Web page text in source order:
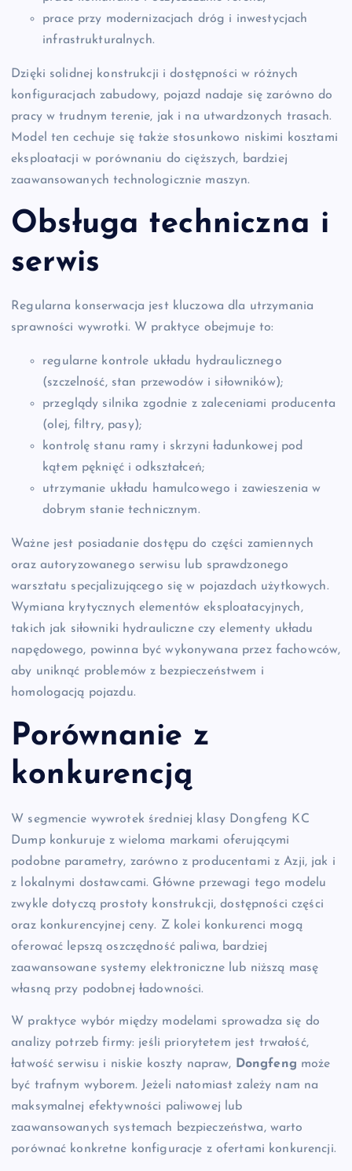
prace przy modernizacjach dróg i inwestycjach
infrastrukturalnych.
Dzięki solidnej konstrukcji i dostępności w różnych
konfiguracjach zabudowy, pojazd nadaje się zarówno do
pracy w trudnym terenie, jak i na utwardzonych trasach.
Model ten cechuje się także stosunkowo niskimi kosztami
eksploatacji w porównaniu do cięższych, bardziej
zaawansowanych technologicznie maszyn.
Obsługa techniczna i
serwis
Regularna konserwacja jest kluczowa dla utrzymania
sprawności wywrotki. W praktyce obejmuje to:
regularne kontrole układu hydraulicznego
(szczelność, stan przewodów i siłowników);
przeglądy silnika zgodnie z zaleceniami producenta
(olej, filtry, pasy);
kontrolę stanu ramy i skrzyni ładunkowej pod
kątem pęknięć i odkształceń;
utrzymanie układu hamulcowego i zawieszenia w
dobrym stanie technicznym.
Ważne jest posiadanie dostępu do części zamiennych
oraz autoryzowanego serwisu lub sprawdzonego
warsztatu specjalizującego się w pojazdach użytkowych.
Wymiana krytycznych elementów eksploatacyjnych,
takich jak siłowniki hydrauliczne czy elementy układu
napędowego, powinna być wykonywana przez fachowców,
aby uniknąć problemów z bezpieczeństwem i
homologacją pojazdu.
Porównanie z
konkurencją
W segmencie wywrotek średniej klasy Dongfeng KC
Dump konkuruje z wieloma markami oferującymi
podobne parametry, zarówno z producentami z Azji, jak i
z lokalnymi dostawcami. Główne przewagi tego modelu
zwykle dotyczą prostoty konstrukcji, dostępności części
oraz konkurencyjnej ceny. Z kolei konkurenci mogą
oferować lepszą oszczędność paliwa, bardziej
zaawansowane systemy elektroniczne lub niższą masę
własną przy podobnej ładowności.
W praktyce wybór między modelami sprowadza się do
analizy potrzeb firmy: jeśli priorytetem jest trwałość,
łatwość serwisu i niskie koszty napraw,
Dongfeng może
być trafnym wyborem. Jeżeli natomiast zależy nam na
maksymalnej efektywności paliwowej lub
zaawansowanych systemach bezpieczeństwa, warto
porównać konkretne konfiguracje z ofertami konkurencji.